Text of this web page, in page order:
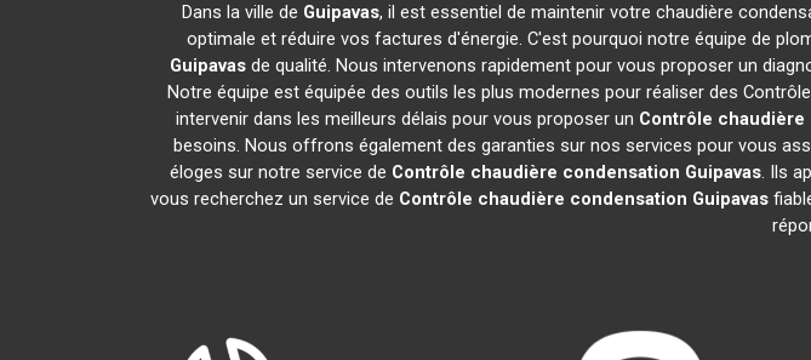
Dans la ville de Guipavas, il est essentiel de maintenir votre chaudière
optimale et réduire vos factures d'énergie. C'est pourquoi notre équipe de
Guipavasde qualité. Nous intervenons rapidement pour vous proposer un
Notre équipe est équipée des outils les plus modernes pour réaliser des
intervenir dans les meilleurs délais pour vous proposer un Contrôle chaudière
besoins. Nous offrons également des garanties sur nos services pour vous
éloges sur notre service de Contrôle chaudière condensation Guipavas. Ils
vous recherchez un service de Contrôle chaudière condensation Guipavas